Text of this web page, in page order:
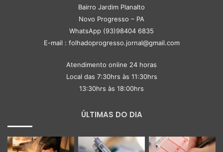
Bairro Jardim Planalto
Novo Progresso – PA
WhatsApp (93)98404 6835
E-mail : folhadoprogresso.jornal@gmail.com
Atendimento online 24 horas
Local das 7:30hrs às 11:30hrs
13:30hrs às 18:00hrs
ÚLTIMAS DO DIA